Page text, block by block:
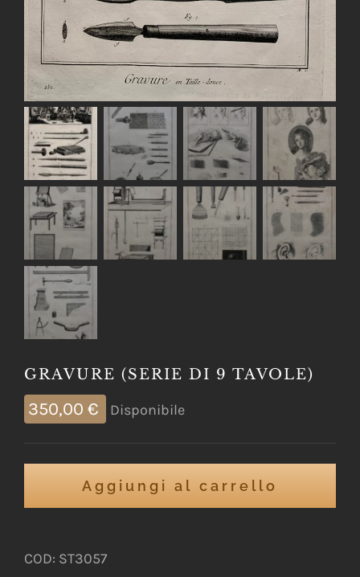
GRAVURE (SERIE DI 9 TAVOLE)
350,00 € Disponibile
Aggiungi al carrello
COD: ST3057